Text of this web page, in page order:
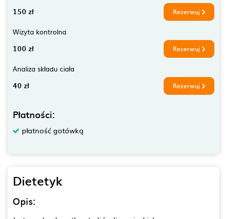
150 zł Rezerwuj
Wizyta kontrolna
100 zł Rezerwuj
Analiza składu ciała
40 zł Rezerwuj
Płatności:
płatność gotówką
Dietetyk
Opis: